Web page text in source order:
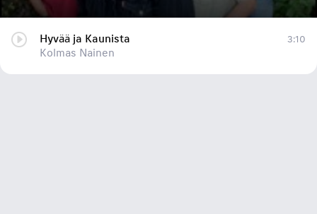
Hyvää ja Kaunista
Kolmas Nainen
3:10